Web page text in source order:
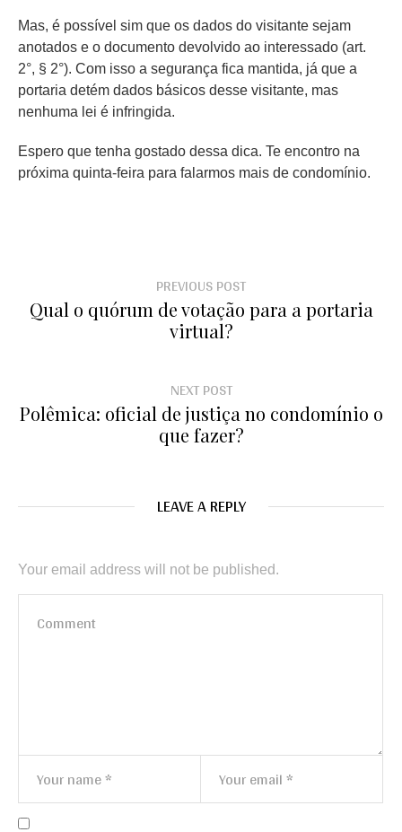
Mas, é possível sim que os dados do visitante sejam
anotados e o documento devolvido ao interessado (art.
2°, § 2°). Com isso a segurança fica mantida, já que a
portaria detém dados básicos desse visitante, mas
nenhuma lei é infringida.
Espero que tenha gostado dessa dica. Te encontro na
próxima quinta-feira para falarmos mais de condomínio.
PREVIOUS POST
Qual o quórum de votação para a portaria
virtual?
NEXT POST
Polêmica: oficial de justiça no condomínio o
que fazer?
LEAVE A REPLY
Your email address will not be published.